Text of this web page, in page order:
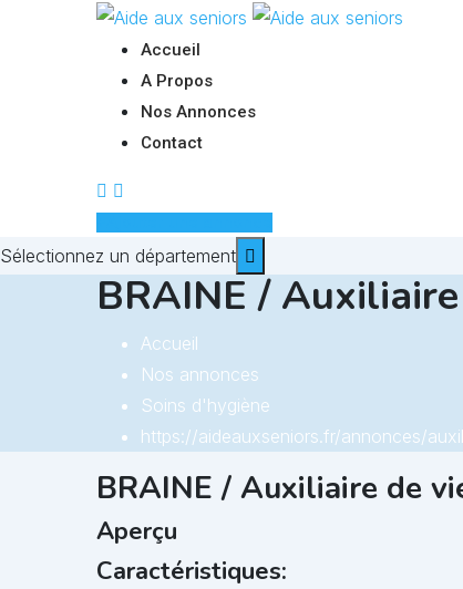
Accueil
A Propos
Nos Annonces
Contact
Sélectionnez un département
BRAINE /
Accueil
Nos annonces
Soins d'hygiène
https://aideauxseniors.fr/annonces/
BRAINE / Auxiliaire de
Aperçu
Caractéristiques: